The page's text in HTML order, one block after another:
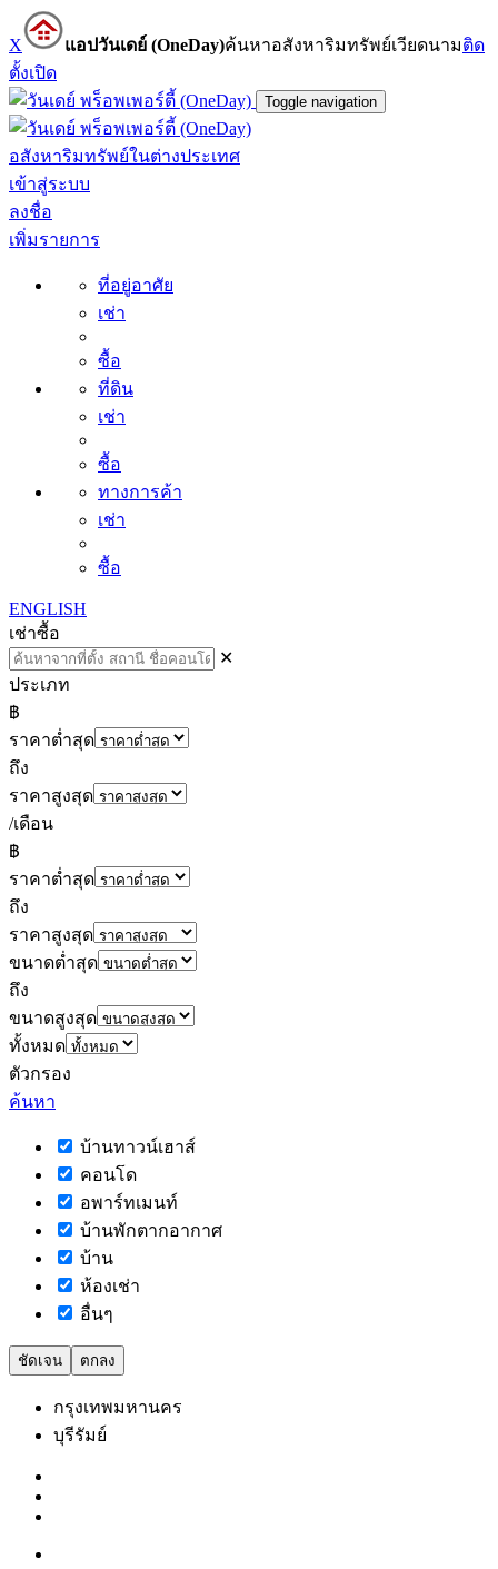
X แอปวันเดย์ (OneDay)ค้นหาอสังหาริมทรัพย์เวียดนามติด
ตั้งเปิด
Toggle navigation
อสังหาริมทรัพย์ในต่างประเทศ
เข้าสู่ระบบ
ลงชื่อ
เพิ่มรายการ
ที่อยู่อาศัย
เช่า
ซื้อ
ที่ดิน
เช่า
ซื้อ
ทางการค้า
เช่า
ซื้อ
ENGLISH
เช่าซื้อ
✕
ประเภท
฿
ราคาต่ำสุด
ถึง
ราคาสูงสุด
/เดือน
฿
ราคาต่ำสุด
ถึง
ราคาสูงสุด
ขนาดต่ำสุด
ถึง
ขนาดสูงสุด
ทั้งหมด
ตัวกรอง
ค้นหา
บ้านทาวน์เฮาส์
คอนโด
อพาร์ทเมนท์
บ้านพักตากอากาศ
บ้าน
ห้องเช่า
อื่นๆ
ชัดเจน ตกลง
กรุงเทพมหานคร
บุรีรัมย์